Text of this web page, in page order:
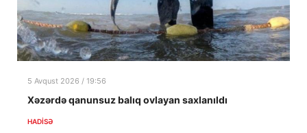
5 Avqust 2026 / 19:56
Xəzərdə qanunsuz balıq ovlayan saxlanıldı
HADISƏ